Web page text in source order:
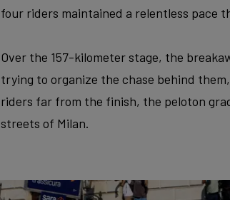
four riders maintained a relentless pace
Over the 157-kilometer stage, the
trying to organize the chase behind
riders far from the finish, the peloton
streets of Milan.